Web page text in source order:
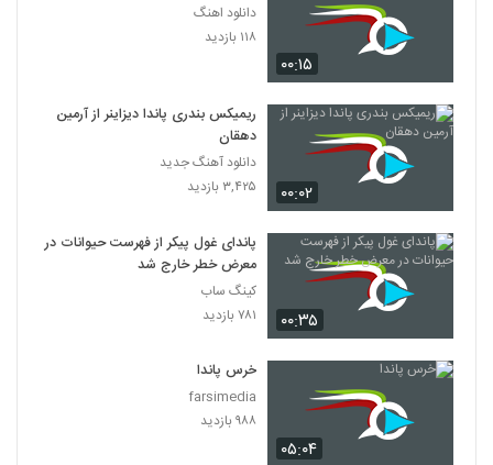
۰۰:۱۵
دانلود اهنگ
۱۱۸ بازدید
۰۰:۰۲
ریمیکس بندری پاندا دیزاینر از آرمین
دهقان
دانلود آهنگ جدید
۳,۴۲۵ بازدید
۰۰:۳۵
پاندای غول پیکر از فهرست حیوانات در
معرض خطر خارج شد
کینگ ساب
۷۸۱ بازدید
۰۵:۰۴
خرس پاندا
farsimedia
۹۸۸ بازدید